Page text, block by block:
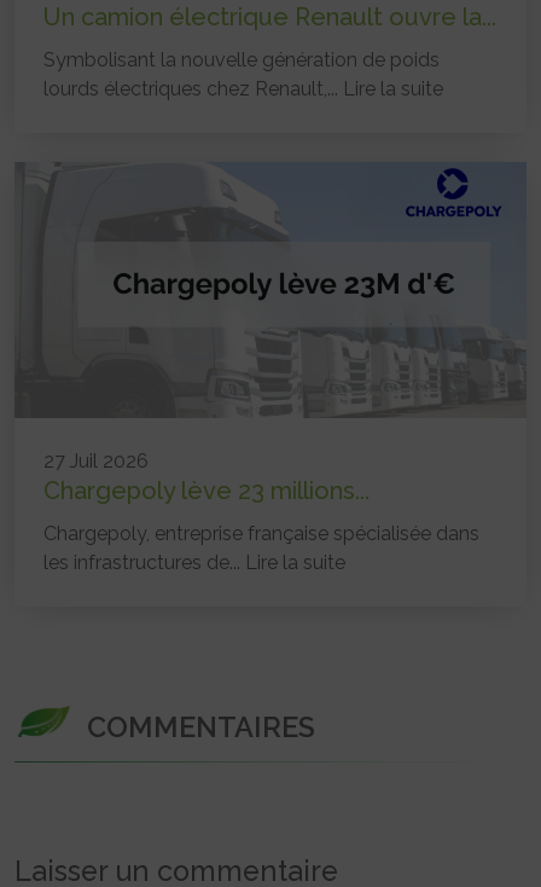
Un camion électrique Renault ouvre la...
Symbolisant la nouvelle génération de poids
lourds électriques chez Renault,... Lire la suite
27 Juil 2026
Chargepoly lève 23 millions...
Chargepoly, entreprise française spécialisée dans
les infrastructures de... Lire la suite
COMMENTAIRES
Laisser un commentaire